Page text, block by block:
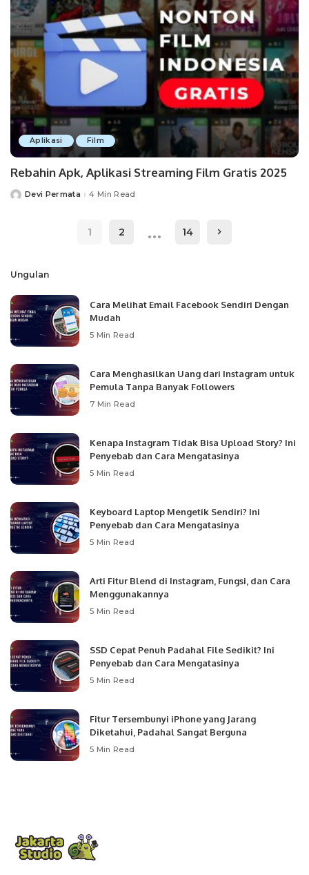
Aplikasi Film
Rebahin Apk, Aplikasi Streaming Film Gratis 2025
PostedDevi Permata 4 Min Read
1 2 … 14
Ungulan
Cara Melihat Email Facebook Sendiri Dengan
Mudah
5 Min Read
Cara Menghasilkan Uang dari Instagram untuk
Pemula Tanpa Banyak Followers
7 Min Read
Kenapa Instagram Tidak Bisa Upload Story? Ini
Penyebab dan Cara Mengatasinya
5 Min Read
Keyboard Laptop Mengetik Sendiri? Ini
Penyebab dan Cara Mengatasinya
5 Min Read
Arti Fitur Blend di Instagram, Fungsi, dan Cara
Menggunakannya
5 Min Read
SSD Cepat Penuh Padahal File Sedikit? Ini
Penyebab dan Cara Mengatasinya
5 Min Read
Fitur Tersembunyi iPhone yang Jarang
Diketahui, Padahal Sangat Berguna
5 Min Read